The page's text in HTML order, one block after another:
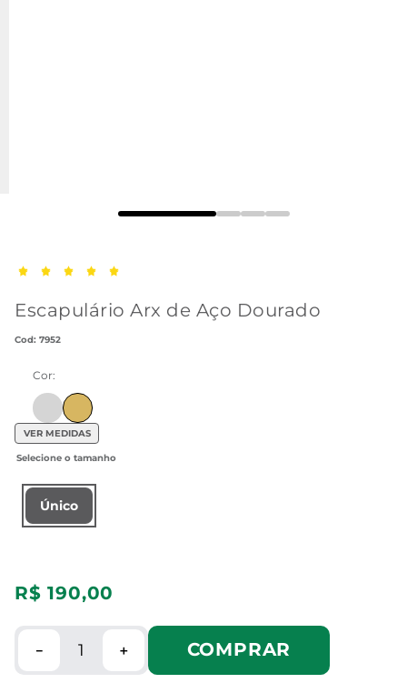
Escapulário Arx de Aço Dourado
: 7952
Cor:
Ir para produto similar com cor Prata
VER MEDIDAS
Único
R$ 190,00
＋
－ COMPRAR